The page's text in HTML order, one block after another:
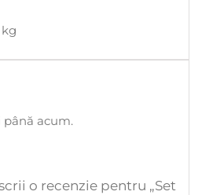
kg
până acum.
o recenzie pentru „Set